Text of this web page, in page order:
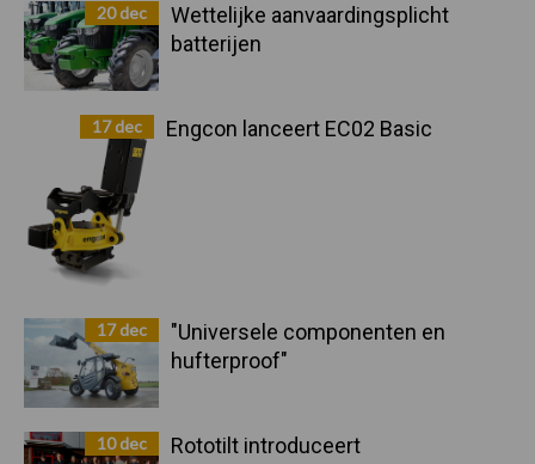
20 dec
Wettelijke aanvaardingsplicht
batterijen
17 dec Engcon lanceert EC02 Basic
17 dec
"Universele componenten en
hufterproof"
10 dec
Rototilt introduceert